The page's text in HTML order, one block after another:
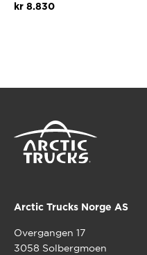
kr8.830
Arctic Trucks Norge AS
Overgangen 17
3058 Solbergmoen